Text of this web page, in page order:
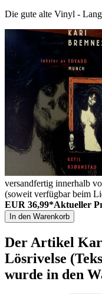
Die gute alte Vinyl -
versandfertig innerhalb
(soweit verfügbar beim
EUR 36,99*Aktueller
In den Warenkorb
Der Artikel
Lösrivelse
wurde in den